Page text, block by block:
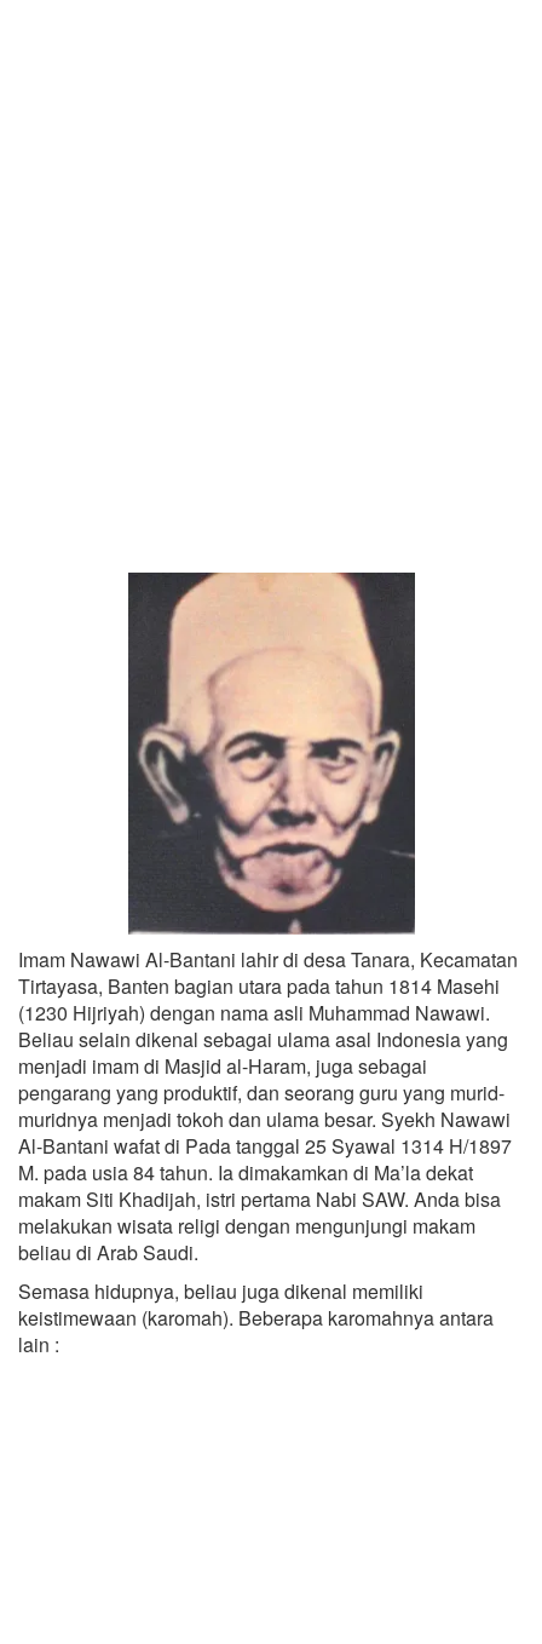
Imam Nawawi Al-Bantani lahir di desa Tanara, Kecamatan
Tirtayasa, Banten bagian utara pada tahun 1814 Masehi
(1230 Hijriyah) dengan nama asli Muhammad Nawawi.
Beliau selain dikenal sebagai ulama asal Indonesia yang
menjadi imam di Masjid al-Haram, juga sebagai
pengarang yang produktif, dan seorang guru yang murid-
muridnya menjadi tokoh dan ulama besar. Syekh Nawawi
Al-Bantani wafat di Pada tanggal 25 Syawal 1314 H/1897
M. pada usia 84 tahun. Ia dimakamkan di Ma’la dekat
makam Siti Khadijah, istri pertama Nabi SAW. Anda bisa
melakukan wisata religi dengan mengunjungi makam
beliau di Arab Saudi.
Semasa hidupnya, beliau juga dikenal memiliki
keistimewaan (karomah). Beberapa karomahnya antara
lain :